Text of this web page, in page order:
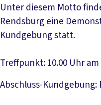
Unter diesem Motto
Rendsburg eine
Kundgebung statt.
Treffpunkt: 10.00 Uhr
Abschluss-Kundgebung: